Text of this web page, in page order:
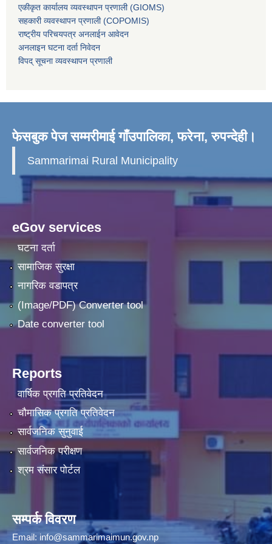
एकीकृत कार्यालय व्यवस्थापन प्रणाली (GIOMS)
सहकारी व्यवस्थापन प्रणाली (COPOMIS)
राष्ट्रीय परिचयपत्र अनलाईन आवेदन
अनलाइन घटना दर्ता निवेदन
विपद् सूचना व्यवस्थापन प्रणाली
फेसबुक पेज सम्मरीमाई गाँउपालिका, फरेना, रुपन्देही।
Sammarimai Rural Municipality
eGov services
घटना दर्ता
सामाजिक सुरक्षा
नागरिक वडापत्र
(Image/PDF) Converter tool
Date converter tool
Reports
वार्षिक प्रगति प्रतिवेदन
चौमासिक प्रगति प्रतिवेदन
सार्वजनिक सुनुवाई
सार्वजनिक परीक्षण
श्रम संसार पोर्टल
सम्पर्क विवरण
Email: info@sammarimaimun.gov.np